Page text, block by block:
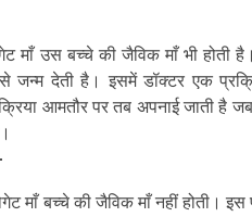
माँ उस बच्चे की जैविक माँ भी
जन्म देती है। इसमें डॉक्टर एक
आमतौर पर तब अपनाई जाती है
माँ बच्चे की जैविक माँ नहीं होती।